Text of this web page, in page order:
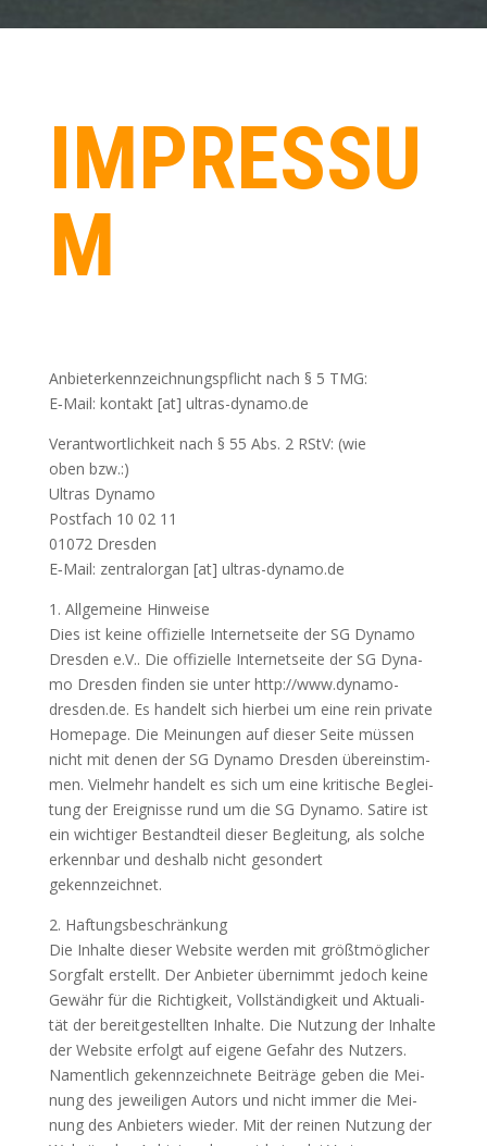
IMPRESSU
M
Anbie­ter­kenn­zeich­nungs­pflicht nach § 5 TMG:
E‑Mail: kon­takt [at] ultras-dynamo.de
Ver­ant­wort­lich­keit nach § 55 Abs. 2 RStV: (wie
oben bzw.:)
Ultras Dynamo
Post­fach 10 02 11
01072 Dresden
E‑Mail: zen­tral­or­gan [at] ultras-dynamo.de
1. All­ge­mei­ne Hinweise
Dies ist kei­ne offi­zi­el­le Inter­net­sei­te der SG Dyna­mo
Dres­den e.V.. Die offi­zi­el­le Inter­net­sei­te der SG Dyna­
mo Dres­den fin­den sie unter http://www.dynamo-
dresden.de. Es han­delt sich hier­bei um eine rein pri­va­te
Home­page. Die Mei­nun­gen auf die­ser Sei­te müs­sen
nicht mit denen der SG Dyna­mo Dres­den über­ein­stim­
men. Viel­mehr han­delt es sich um eine kri­ti­sche Beglei­
tung der Ereig­nis­se rund um die SG Dyna­mo. Sati­re ist
ein wich­ti­ger Bestand­teil die­ser Beglei­tung, als sol­che
erkenn­bar und des­halb nicht geson­dert
gekennzeichnet.
2. Haf­tungs­be­schrän­kung
Die Inhal­te die­ser Web­site wer­den mit größt­mög­li­cher
Sorg­falt erstellt. Der Anbie­ter über­nimmt jedoch kei­ne
Gewähr für die Rich­tig­keit, Voll­stän­dig­keit und Aktua­li­
tät der bereit­ge­stell­ten Inhal­te. Die Nut­zung der Inhal­te
der Web­site erfolgt auf eige­ne Gefahr des Nut­zers.
Nament­lich gekenn­zeich­ne­te Bei­trä­ge geben die Mei­
nung des jewei­li­gen Autors und nicht immer die Mei­
nung des Anbie­ters wie­der. Mit der rei­nen Nut­zung der